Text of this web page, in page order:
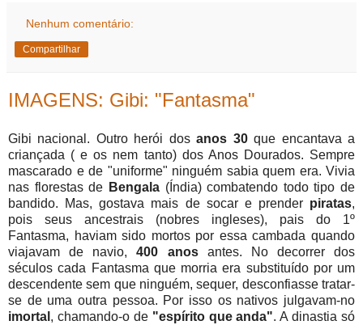
Nenhum comentário:
Compartilhar
IMAGENS: Gibi: "Fantasma"
Gibi nacional. Outro herói dosanos 30que encantava a
criançada ( e os nem tanto) dos Anos Dourados. Sempre
mascarado e de "uniforme" ninguém sabia quem era. Vivia
nas florestas de Bengala(Índia) combatendo todo tipo de
bandido. Mas, gostava mais de socar e prender piratas,
pois seus ancestrais (nobres ingleses), pais do 1º
Fantasma, haviam sido mortos por essa cambada quando
viajavam de navio,400 anos antes. No decorrer dos
séculos cada Fantasma que morria era substituído por um
descendente sem que ninguém, sequer, desconfiasse tratar-
se de uma outra pessoa. Por isso os nativos julgavam-no
imortal , chamando-o de "espírito que anda". A dinastia só